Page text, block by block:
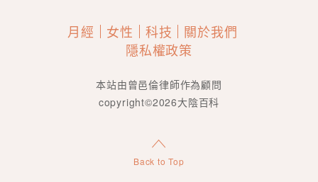
月經 女性 科技
關於我們
隱私權政策
本站由曾邑倫律師作為顧問
copyright©2026大陰百科
Back to Top